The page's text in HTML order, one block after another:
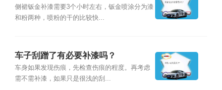
侧裙钣金补漆需要3个小时左右，钣金喷涂分为漆
和粉两种，喷粉的干的比较快...
车子刮蹭了有必要补漆吗？
车身如果发现伤痕，先检查伤痕的程度。再考虑
需不需补漆，如果只是很浅的刮...